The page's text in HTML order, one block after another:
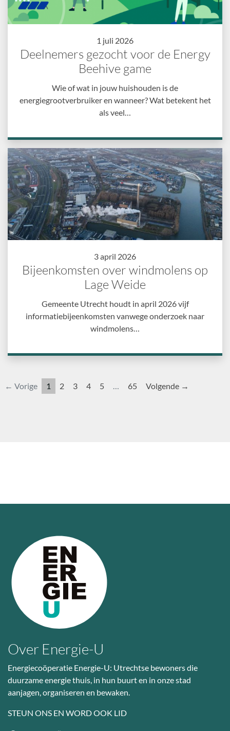
1 juli 2026
Deelnemers gezocht voor de Energy
Beehive game
Wie of wat in jouw huishouden is de
energiegrootverbruiker en wanneer? Wat betekent het
als veel…
3 april 2026
Bijeenkomsten over windmolens op
Lage Weide
Gemeente Utrecht houdt in april 2026 vijf
informatiebijeenkomsten vanwege onderzoek naar
windmolens…
← Vorige 1 2 3 4 5 … 65 Volgende →
Over Energie-U
Energiecoöperatie Energie-U: Utrechtse bewoners die
duurzame energie thuis, in hun buurt en in onze stad
aanjagen, organiseren en bewaken.
STEUN ONS EN WORD OOK LID